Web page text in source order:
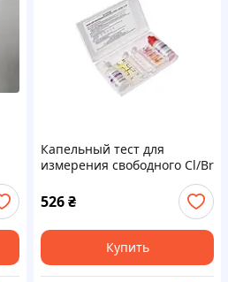
Капельный тест для
измерения свободного Cl/Br
526₴
Купить